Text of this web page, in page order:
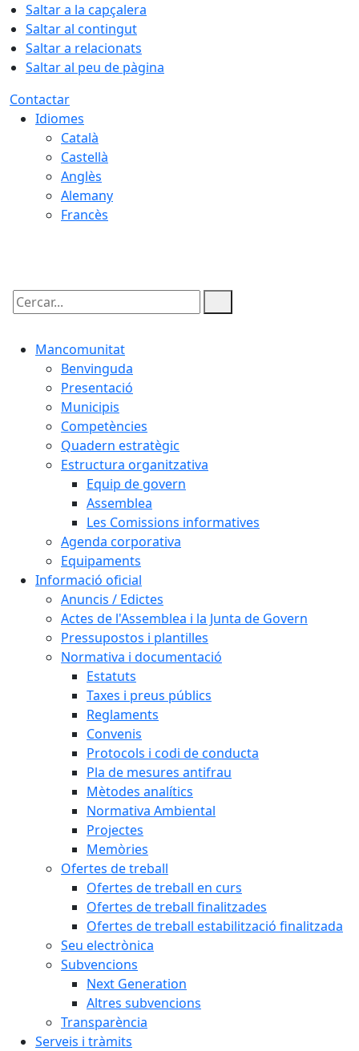
Saltar a la capçalera
Saltar al contingut
Saltar a relacionats
Saltar al peu de pàgina
Contactar
Idiomes
Català
Castellà
Anglès
Alemany
Francès
Cercar:
Mancomunitat
Benvinguda
Presentació
Municipis
Competències
Quadern estratègic
Estructura organitzativa
Equip de govern
Assemblea
Les Comissions informatives
Agenda corporativa
Equipaments
Informació oficial
Anuncis / Edictes
Actes de l'Assemblea i la Junta de Govern
Pressupostos i plantilles
Normativa i documentació
Estatuts
Taxes i preus públics
Reglaments
Convenis
Protocols i codi de conducta
Pla de mesures antifrau
Mètodes analítics
Normativa Ambiental
Projectes
Memòries
Ofertes de treball
Ofertes de treball en curs
Ofertes de treball finalitzades
Ofertes de treball estabilització finalitzada
Seu electrònica
Subvencions
Next Generation
Altres subvencions
Transparència
Serveis i tràmits